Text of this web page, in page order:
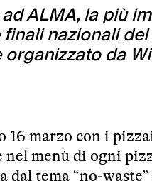
ALMA, la più
nazionali
da
marzo con i
nel menù di ogni
dal tema “no-